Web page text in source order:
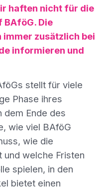
haften nicht für die
BAföG. Die
immer zusätzlich bei
informieren und
stellt für viele
Phase ihres
dem Ende des
wie viel BAföG
wie die
und welche Fristen
spielen, in den
bietet einen